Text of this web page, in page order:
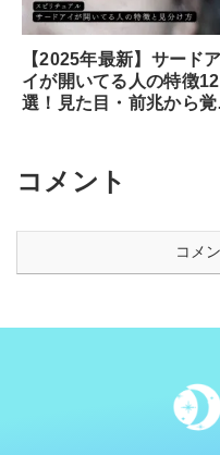
【2025年最新】サードア
イが開いてる人の特徴12
選！見た目・前兆から覚
コメント
コメ